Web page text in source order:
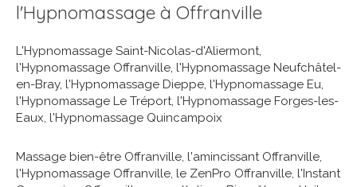
l'Hypnomassage à Offranville
L'Hypnomassage Saint-Nicolas-d'Aliermont,
l'Hypnomassage Offranville, l'Hypnomassage Neufchâtel-
en-Bray, l'Hypnomassage Dieppe, l'Hypnomassage Eu,
l'Hypnomassage Le Tréport, l'Hypnomassage Forges-les-
Eaux, l'Hypnomassage Quincampoix
Massage bien-être Offranville, l'amincissant Offranville,
l'Hypnomassage Offranville, le ZenPro Offranville, l'Instant